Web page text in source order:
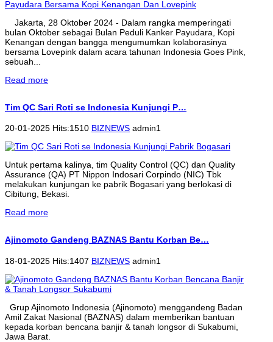
Jakarta, 28 Oktober 2024 - Dalam rangka memperingati
bulan Oktober sebagai Bulan Peduli Kanker Payudara, Kopi
Kenangan dengan bangga mengumumkan kolaborasinya
bersama Lovepink dalam acara tahunan Indonesia Goes Pink,
sebuah...
Read more
Tim QC Sari Roti se Indonesia Kunjungi P…
20-01-2025 Hits:1510 BIZNEWS admin1
Untuk pertama kalinya, tim Quality Control (QC) dan Quality
Assurance (QA) PT Nippon Indosari Corpindo (NIC) Tbk
melakukan kunjungan ke pabrik Bogasari yang berlokasi di
Cibitung, Bekasi.
Read more
Ajinomoto Gandeng BAZNAS Bantu Korban Be…
18-01-2025 Hits:1407 BIZNEWS admin1
Grup Ajinomoto Indonesia (Ajinomoto) menggandeng Badan
Amil Zakat Nasional (BAZNAS) dalam memberikan bantuan
kepada korban bencana banjir & tanah longsor di Sukabumi,
Jawa Barat.